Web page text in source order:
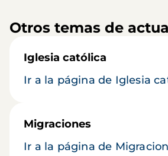
Otros temas de
Iglesia católica
Ir a la página de Iglesia
Migraciones
Ir a la página de